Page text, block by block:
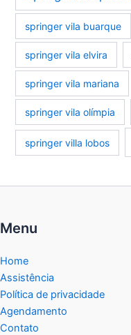
springer vila buarque
springer vila elvira
springer vila mariana
springer vila olímpia
springer villa lobos
Menu
Home
Assistência
Política de privacidade
Agendamento
Contato